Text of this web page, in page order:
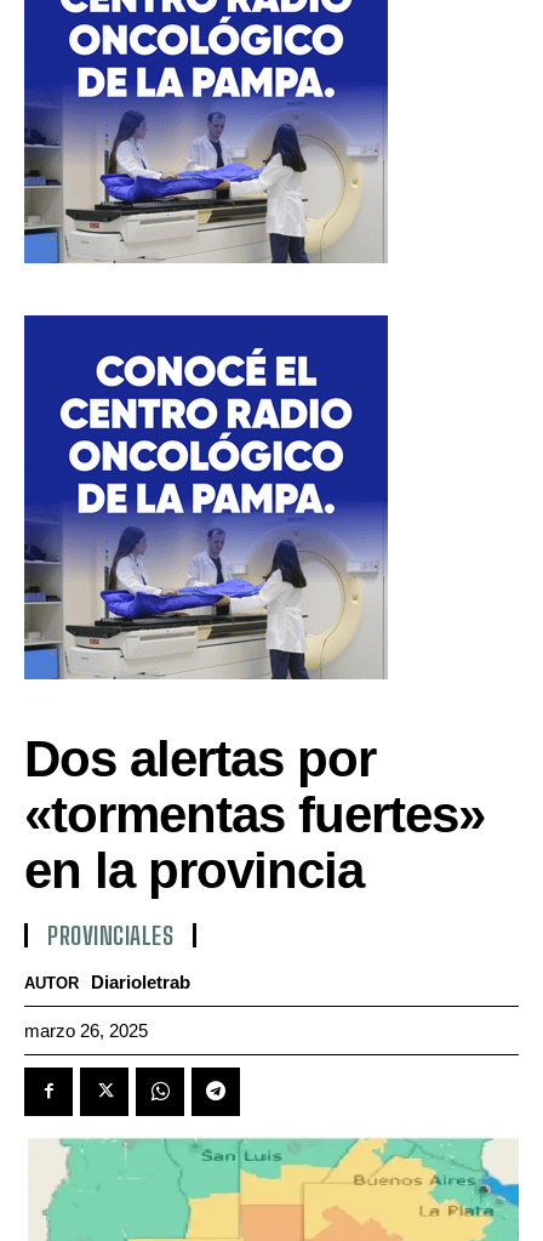
Dos alertas por
«tormentas fuertes»
en la provincia
PROVINCIALES
AUTOR Diarioletrab
marzo 26, 2025